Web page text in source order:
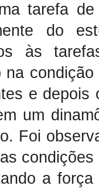
tarefa
do
às
na
e depois
um
Foi
a